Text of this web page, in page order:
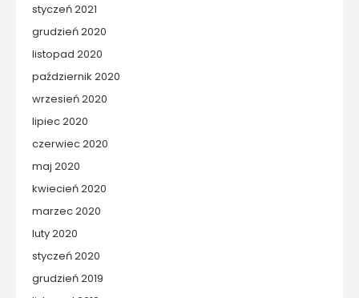
styczeń 2021
grudzień 2020
listopad 2020
październik 2020
wrzesień 2020
lipiec 2020
czerwiec 2020
maj 2020
kwiecień 2020
marzec 2020
luty 2020
styczeń 2020
grudzień 2019